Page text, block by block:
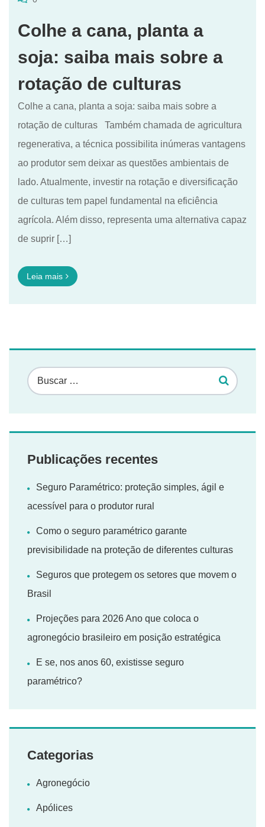
Colhe a cana, planta a
soja: saiba mais sobre a
rotação de culturas
Colhe a cana, planta a soja: saiba mais sobre a
rotação de culturas Também chamada de agricultura
regenerativa, a técnica possibilita inúmeras vantagens
ao produtor sem deixar as questões ambientais de
lado. Atualmente, investir na rotação e diversificação
de culturas tem papel fundamental na eficiência
agrícola. Além disso, representa uma alternativa capaz
de suprir […]
Leia mais
Publicações recentes
Seguro Paramétrico: proteção simples, ágil e
acessível para o produtor rural
Como o seguro paramétrico garante
previsibilidade na proteção de diferentes culturas
Seguros que protegem os setores que movem o
Brasil
Projeções para 2026 Ano que coloca o
agronegócio brasileiro em posição estratégica
E se, nos anos 60, existisse seguro
paramétrico?
Categorias
Agronegócio
Apólices